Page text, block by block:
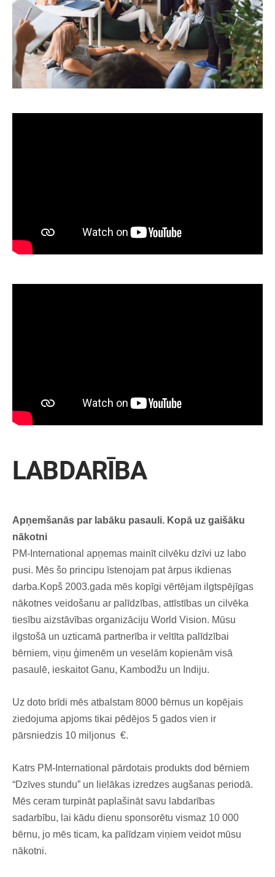
LABDARĪBA
Apņemšanās par labāku pasauli. Kopā uz gaišāku
nākotni
PM-International apņemas mainīt cilvēku dzīvi uz labo
pusi. Mēs šo principu īstenojam pat ārpus ikdienas
darba.Kopš 2003.gada mēs kopīgi vērtējam ilgtspējīgas
nākotnes veidošanu ar palīdzības, attīstības un cilvēka
tiesību aizstāvības organizāciju World Vision. Mūsu
ilgstošā un uzticamā partnerība ir veltīta palīdzībai
bērniem, viņu ģimenēm un veselām kopienām visā
pasaulē, ieskaitot Ganu, Kambodžu un Indiju.
Uz doto brīdi mēs atbalstam 8000 bērnus un kopējais
ziedojuma apjoms tikai pēdējos 5 gados vien ir
pārsniedzis 10 miljonus €.
Katrs PM-International pārdotais produkts dod bērniem
“Dzīves stundu” un lielākas izredzes augšanas periodā.
Mēs ceram turpināt paplašināt savu labdarības
sadarbību, lai kādu dienu sponsorētu vismaz 10 000
bērnu, jo mēs ticam, ka palīdzam viņiem veidot mūsu
nākotni.